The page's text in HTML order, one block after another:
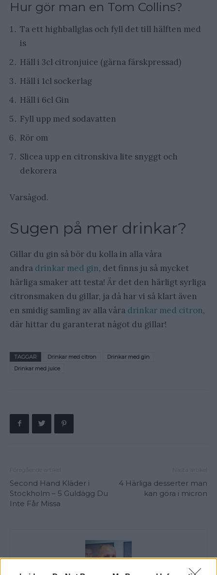
Hur gör man en Tom Collins?
Ta ett highballglas och fyll det till hälften med
is
Häll i 3cl citronjuice (gärna färskpressad)
Häll i 1cl sockerlag
Häll i 6cl Gin
Fyll upp med sodavatten
Rör om
Slicea upp en citronskiva lite snyggt och
dekorera
Varsågod.
Sugen på mer drinkar?
Gillar du gin så bör du kolla in alla våra
andra drinkar med gin, det finns ju så mycket
härliga smaker att testa! Är det den härligt syrliga
citronsmaken du gillar, ja då har vi så klart även
en smidig samling av alla våra drinkar med citron,
där hittar du garanterat något du gillar!
TAGGAR Drinkar med citron
Drinkar med gin
Drinkar med juice
Second Hand Kläder i
Stockholm – 5 Guldägg Du
Inte Får Missa
4 Härliga desserter man
kan göra i micron